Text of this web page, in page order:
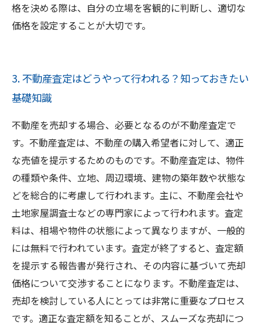
格を決める際は、自分の立場を客観的に判断し、適切な
価格を設定することが大切です。
3. 不動産査定はどうやって行われる？知っておきたい
基礎知識
不動産を売却する場合、必要となるのが不動産査定で
す。不動産査定は、不動産の購入希望者に対して、適正
な売値を提示するためのものです。不動産査定は、物件
の種類や条件、立地、周辺環境、建物の築年数や状態な
どを総合的に考慮して行われます。主に、不動産会社や
土地家屋調査士などの専門家によって行われます。査定
料は、相場や物件の状態によって異なりますが、一般的
には無料で行われています。査定が終了すると、査定額
を提示する報告書が発行され、その内容に基づいて売却
価格について交渉することになります。不動産査定は、
売却を検討している人にとっては非常に重要なプロセス
です。適正な査定額を知ることが、スムーズな売却につ